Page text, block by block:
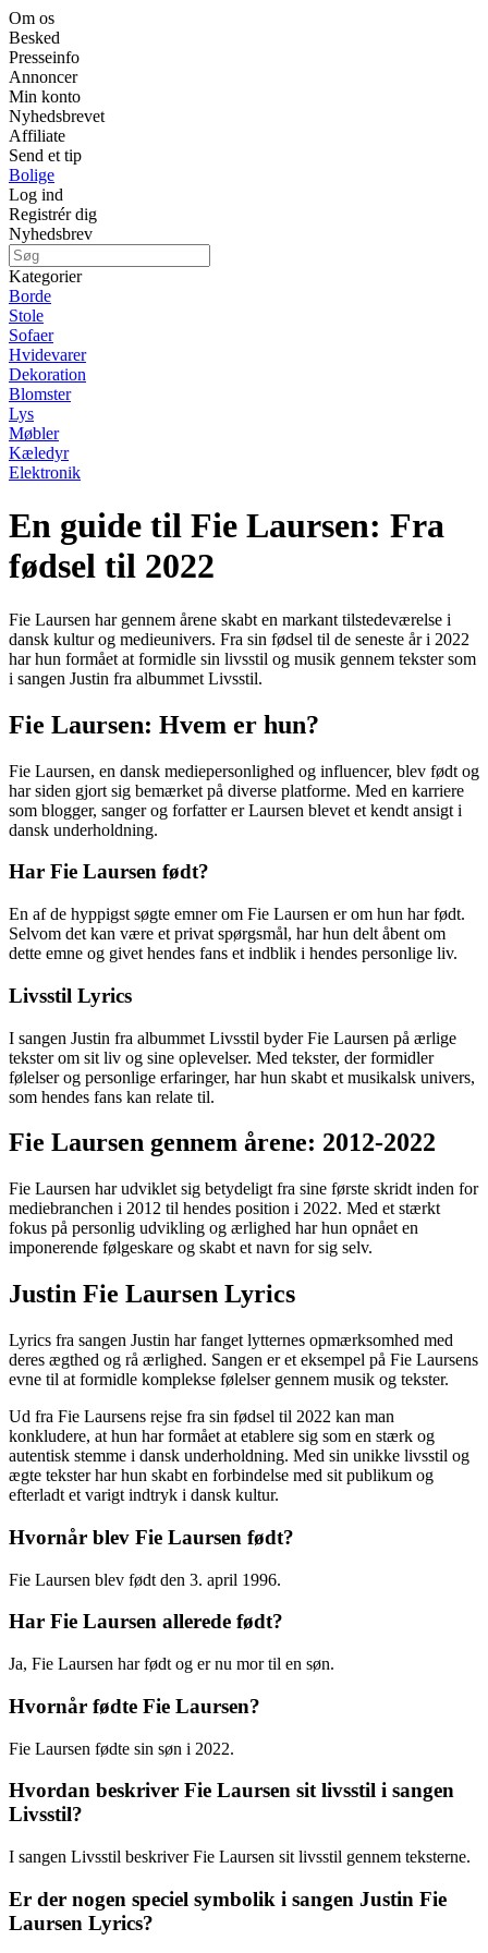
Om os
Besked
Presseinfo
Annoncer
Min konto
Nyhedsbrevet
Affiliate
Send et tip
Bolige
Log ind
Registrér dig
Nyhedsbrev
Kategorier
Borde
Stole
Sofaer
Hvidevarer
Dekoration
Blomster
Lys
Møbler
Kæledyr
Elektronik
En guide til Fie Laursen: Fra
fødsel til 2022
Fie Laursen har gennem årene skabt en markant tilstedeværelse i
dansk kultur og medieunivers. Fra sin fødsel til de seneste år i 2022
har hun formået at formidle sin livsstil og musik gennem tekster som
i sangen Justin fra albummet Livsstil.
Fie Laursen: Hvem er hun?
Fie Laursen, en dansk mediepersonlighed og influencer, blev født og
har siden gjort sig bemærket på diverse platforme. Med en karriere
som blogger, sanger og forfatter er Laursen blevet et kendt ansigt i
dansk underholdning.
Har Fie Laursen født?
En af de hyppigst søgte emner om Fie Laursen er om hun har født.
Selvom det kan være et privat spørgsmål, har hun delt åbent om
dette emne og givet hendes fans et indblik i hendes personlige liv.
Livsstil Lyrics
I sangen Justin fra albummet Livsstil byder Fie Laursen på ærlige
tekster om sit liv og sine oplevelser. Med tekster, der formidler
følelser og personlige erfaringer, har hun skabt et musikalsk univers,
som hendes fans kan relate til.
Fie Laursen gennem årene: 2012-2022
Fie Laursen har udviklet sig betydeligt fra sine første skridt inden for
mediebranchen i 2012 til hendes position i 2022. Med et stærkt
fokus på personlig udvikling og ærlighed har hun opnået en
imponerende følgeskare og skabt et navn for sig selv.
Justin Fie Laursen Lyrics
Lyrics fra sangen Justin har fanget lytternes opmærksomhed med
deres ægthed og rå ærlighed. Sangen er et eksempel på Fie Laursens
evne til at formidle komplekse følelser gennem musik og tekster.
Ud fra Fie Laursens rejse fra sin fødsel til 2022 kan man
konkludere, at hun har formået at etablere sig som en stærk og
autentisk stemme i dansk underholdning. Med sin unikke livsstil og
ægte tekster har hun skabt en forbindelse med sit publikum og
efterladt et varigt indtryk i dansk kultur.
Hvornår blev Fie Laursen født?
Fie Laursen blev født den 3. april 1996.
Har Fie Laursen allerede født?
Ja, Fie Laursen har født og er nu mor til en søn.
Hvornår fødte Fie Laursen?
Fie Laursen fødte sin søn i 2022.
Hvordan beskriver Fie Laursen sit livsstil i sangen
Livsstil?
I sangen Livsstil beskriver Fie Laursen sit livsstil gennem teksterne.
Er der nogen speciel symbolik i sangen Justin Fie
Laursen Lyrics?